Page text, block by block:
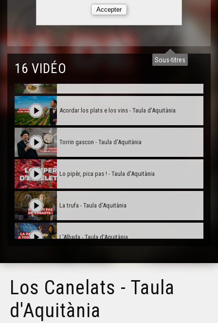
Sous-titres
16 VIDÉO
Que i a pastís e pastís ! - Taula d'Aquitània
Ensalada de trueita - Taula d'Aquitània
Acordar los plats e los vins - Taula d'Aquitània
Torrin gascon - Taula d'Aquitània
Lo pipèr, pica pas ! - Taula d'Aquitània
La trufa - Taula d'Aquitània
L'Alhada - Taula d'Aquitània
Lo peta milhòc - Taula d'Aquitania
Los Canelats - Taula
d'Aquitània